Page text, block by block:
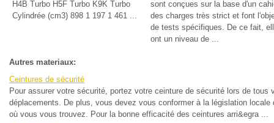
H4B Turbo H5F Turbo K9K Turbo
Cylindrée (cm3) 898 1 197 1 461 ...
sont conçues sur la base d'un
des charges très strict et font
de tests spécifiques. De ce fait,
ont un niveau de ...
Autres materiaux:
Ceintures de sécurité
Pour assurer votre sécurité, portez votre ceinture de sécurité lors de tous
déplacements. De plus, vous devez vous conformer à la législation locale
où vous vous trouvez. Pour la bonne efficacité des ceintures arri&egra ...